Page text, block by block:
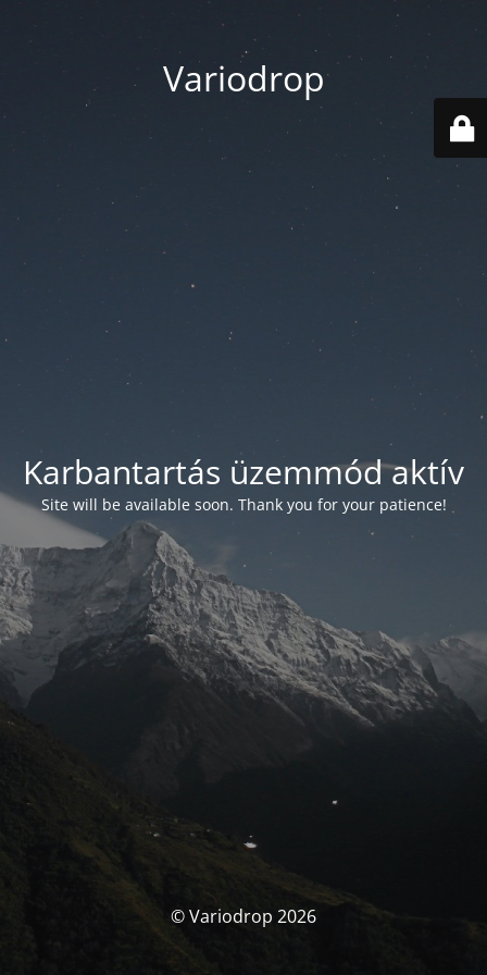
Variodrop
Karbantartás üzemmód aktív
Site will be available soon. Thank you for your patience!
© Variodrop 2026